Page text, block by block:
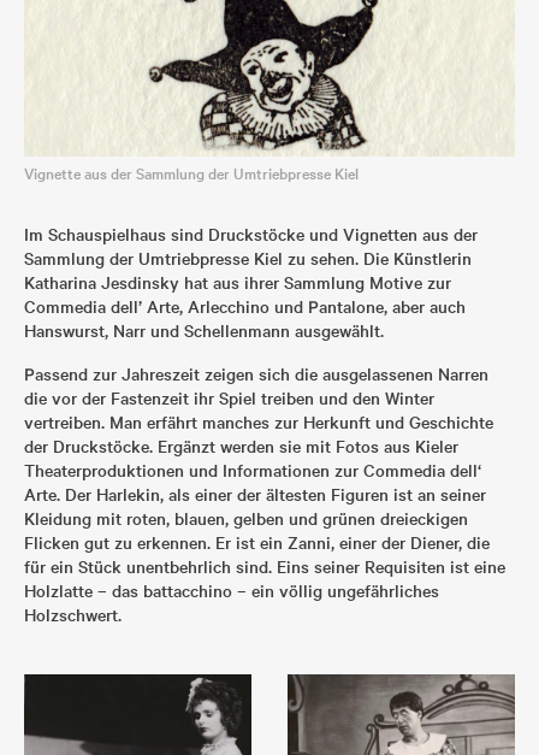
Vignette aus der Sammlung der Umtriebpresse Kiel
Im Schauspielhaus sind Druckstöcke und Vignetten aus der
Sammlung der Umtriebpresse Kiel zu sehen. Die Künstlerin
Katharina Jesdinsky hat aus ihrer Sammlung Motive zur
Commedia dell’ Arte, Arlecchino und Pantalone, aber auch
Hanswurst, Narr und Schellenmann ausgewählt.
Passend zur Jahreszeit zeigen sich die ausgelassenen Narren
die vor der Fastenzeit ihr Spiel treiben und den Winter
vertreiben. Man erfährt manches zur Herkunft und Geschichte
der Druckstöcke. Ergänzt werden sie mit Fotos aus Kieler
Theaterproduktionen und Informationen zur Commedia dell‘
Arte. Der Harlekin, als einer der ältesten Figuren ist an seiner
Kleidung mit roten, blauen, gelben und grünen dreieckigen
Flicken gut zu erkennen. Er ist ein Zanni, einer der Diener, die
für ein Stück unentbehrlich sind. Eins seiner Requisiten ist eine
Holzlatte – das battacchino – ein völlig ungefährliches
Holzschwert.